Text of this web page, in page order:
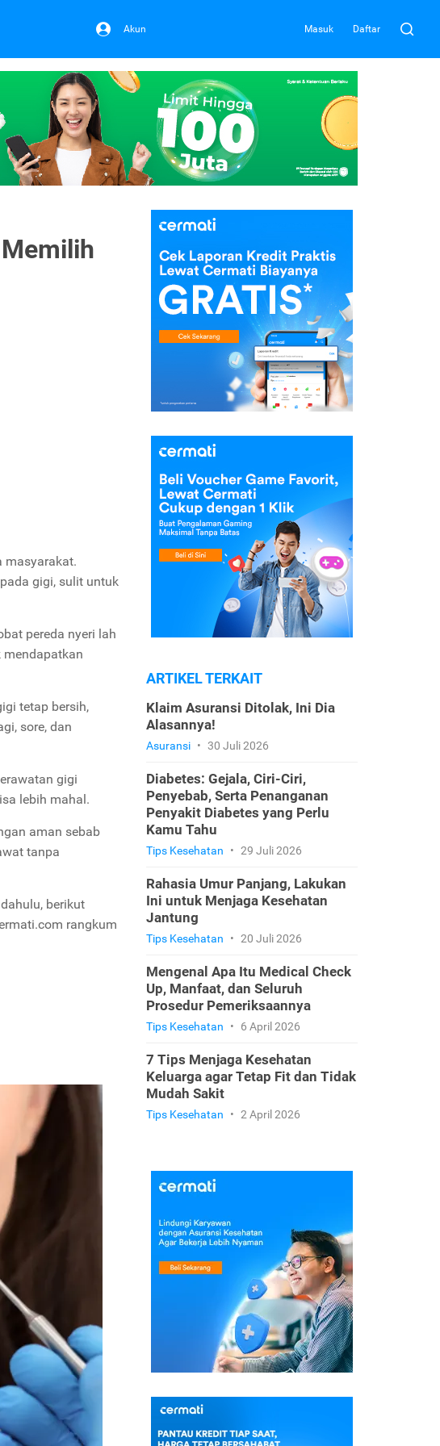
Akun Masuk Daftar
masyarakat.
gigi, sulit untuk
pereda nyeri lah
mendapatkan
tetap bersih,
sore, dan
gigi
lebih mahal.
aman sebab
tanpa
berikut
rangkum
ARTIKEL TERKAIT
Klaim Asuransi Ditolak, Ini Dia
Alasannya!
Asuransi • 30 Juli 2026
Diabetes: Gejala, Ciri-Ciri,
Penyebab, Serta Penanganan
Penyakit Diabetes yang Perlu
Kamu Tahu
Tips Kesehatan • 29 Juli 2026
Rahasia Umur Panjang, Lakukan
Ini untuk Menjaga Kesehatan
Jantung
Tips Kesehatan • 20 Juli 2026
Mengenal Apa Itu Medical Check
Up, Manfaat, dan Seluruh
Prosedur Pemeriksaannya
Tips Kesehatan • 6 April 2026
7 Tips Menjaga Kesehatan
Keluarga agar Tetap Fit dan Tidak
Mudah Sakit
Tips Kesehatan • 2 April 2026